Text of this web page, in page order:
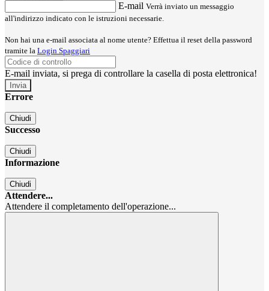
E-mail Verrà inviato un messaggio
all'indirizzo indicato con le istruzioni necessarie.
Non hai una e-mail associata al nome utente? Effettua il reset della password
tramite la Login Spaggiari
E-mail inviata, si prega di controllare la casella di posta elettronica!
Errore
Chiudi
Successo
Chiudi
Informazione
Chiudi
Attendere...
Attendere il completamento dell'operazione...